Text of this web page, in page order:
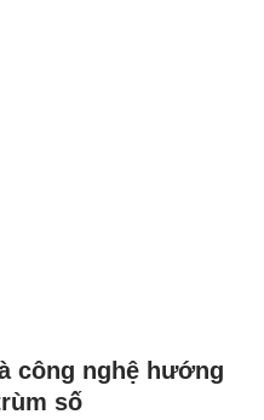
công nghệ hướng
số